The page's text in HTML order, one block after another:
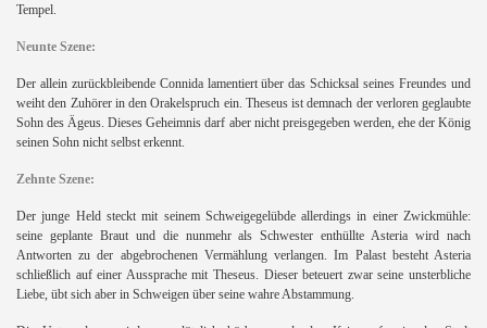
Tempel.
Neunte Szene:
Der allein zurückbleibende Connida lamentiert über das Schicksal seines Freundes und
weiht den Zuhörer in den Orakelspruch ein. Theseus ist demnach der verloren geglaubte
Sohn des Ägeus. Dieses Geheimnis darf aber nicht preisgegeben werden, ehe der König
seinen Sohn nicht selbst erkennt.
Zehnte Szene:
Der junge Held steckt mit seinem Schweigegelübde allerdings in einer Zwickmühle:
seine geplante Braut und die nunmehr als Schwester enthüllte Asteria wird nach
Antworten zu der abgebrochenen Vermählung verlangen. Im Palast besteht Asteria
schließlich auf einer Aussprache mit Theseus. Dieser beteuert zwar seine unsterbliche
Liebe, übt sich aber in Schweigen über seine wahre Abstammung.